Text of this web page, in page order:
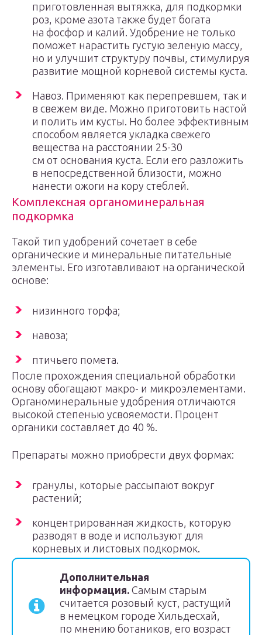
приготовленная вытяжка, для подкормки
роз, кроме азота также будет богата
на фосфор и калий. Удобрение не только
поможет нарастить густую зеленую массу,
но и улучшит структуру почвы, стимулируя
развитие мощной корневой системы куста.
Навоз. Применяют как перепревшем, так и
в свежем виде. Можно приготовить настой
и полить им кусты. Но более эффективным
способом является укладка свежего
вещества на расстоянии 25-30
см от основания куста. Если его разложить
в непосредственной близости, можно
нанести ожоги на кору стеблей.
Комплексная органоминеральная
подкормка
Такой тип удобрений сочетает в себе
органические и минеральные питательные
элементы. Его изготавливают на органической
основе:
низинного торфа;
навоза;
птичьего помета.
После прохождения специальной обработки
основу обогащают макро- и микроэлементами.
Органоминеральные удобрения отличаются
высокой степенью усвояемости. Процент
органики составляет до 40 %.
Препараты можно приобрести двух формах:
гранулы, которые рассыпают вокруг
растений;
концентрированная жидкость, которую
разводят в воде и используют для
корневых и листовых подкормок.
Дополнительная
информация. Самым старым
считается розовый куст, растущий
в немецком городе Хильдесхай,
по мнению ботаников, его возраст